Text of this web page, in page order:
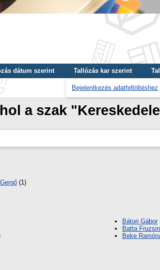
dátum szerint Tallózás kar szerint
kulcsszó szerint Bejelentkezés adatfeltöltéshez
a szak
(1)
Bátori Gábor
Batta
Beke